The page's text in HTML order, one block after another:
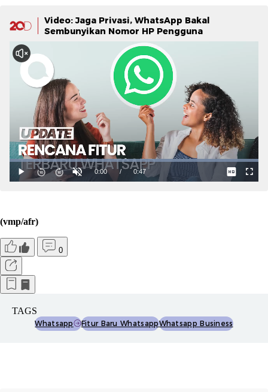
Video: Jaga Privasi, WhatsApp Bakal
Sembunyikan Nomor HP Pengguna
(vmp/afr)
0
TAGS
Whatsapp Fitur Baru WhatsappWhatsapp Business